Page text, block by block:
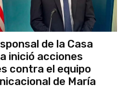
de la Casa
inició acciones
contra el equipo
de María